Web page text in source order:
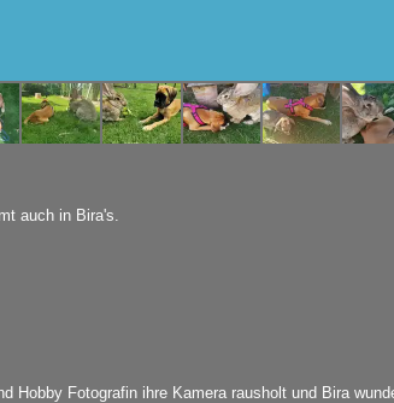
auch in Bira's.
Hobby Fotografin ihre Kamera rausholt und Bira